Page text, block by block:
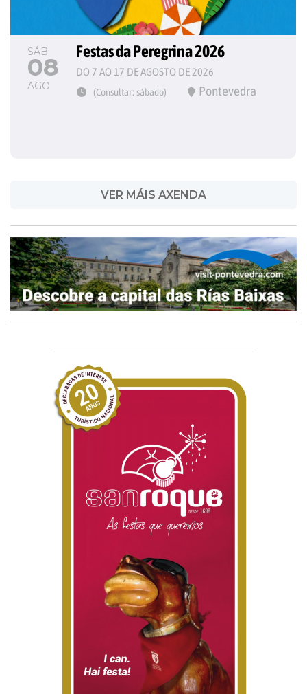
SÁB
08
AGO
Festas da Peregrina 2026
DO 7 AO 17 DE AGOSTO DE 2026
(Consultar: sábado) Pontevedra
VER MÁIS AXENDA